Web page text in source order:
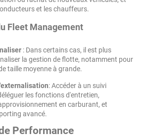
et les chauffeurs.
Fleet Management
: Dans certains cas, il est plus
la gestion de flotte, notamment pour
taille moyenne à grande.
: Accéder à un suivi
les fonctions d'entretien,
en carburant, et
avancé.
Performance